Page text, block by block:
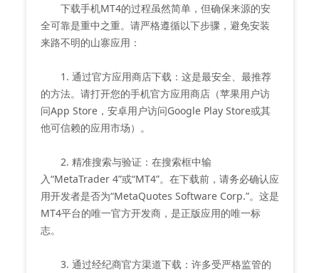
下载手机MT4的过程虽然简单，但确保来源的安
全可靠是重中之重。请严格遵循以下步骤，避免安装
来路不明的山寨应用：
1. 通过官方应用商店下载：这是最安全、最推荐
的方法。请打开您的手机官方应用商店（苹果用户访
问App Store，安卓用户访问Google Play Store或其
他可信赖的应用市场）。
2. 精准搜索与验证：在搜索框中输
入“MetaTrader 4”或“MT4”。在下载前，请务必确认应
用开发者是否为“MetaQuotes Software Corp.”。这是
MT4平台的唯一官方开发商，是正版应用的唯一标
志。
3. 通过经纪商官方渠道下载：许多受严格监管的